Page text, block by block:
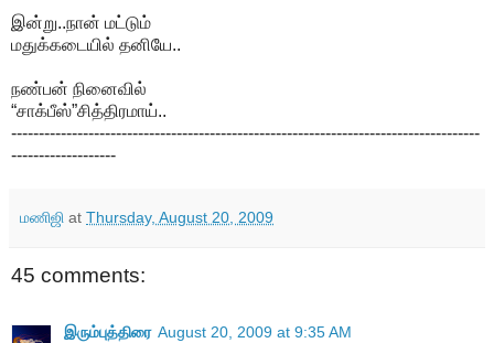
இன்று..நான் மட்டும்
மதுக்கடையில் தனியே..
நண்பன் நினைவில்
“சாக்பீஸ்”சித்திரமாய்..
-------------------------------------------------------------------------------------
-------------------
மணிஜி at Thursday, August 20, 2009
45 comments:
இரும்புத்திரை August 20, 2009 at 9:35 AM